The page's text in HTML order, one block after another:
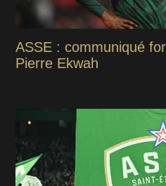
ASSE : communiqué
Pierre Ekwah